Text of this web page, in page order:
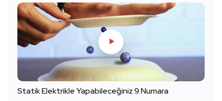
Statik Elektrikle Yapabileceğiniz 9 Numara